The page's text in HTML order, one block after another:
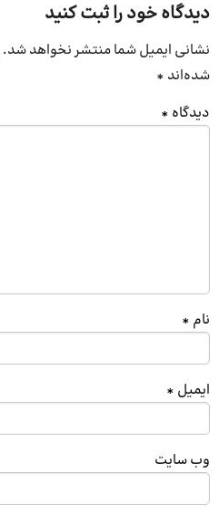
دیدگاه خود را ثبت کنید
نشانی ایمیل شما منتشر نخواهد شد.
شده‌اند *
دیدگاه *
نام *
ایمیل *
وب‌ سایت